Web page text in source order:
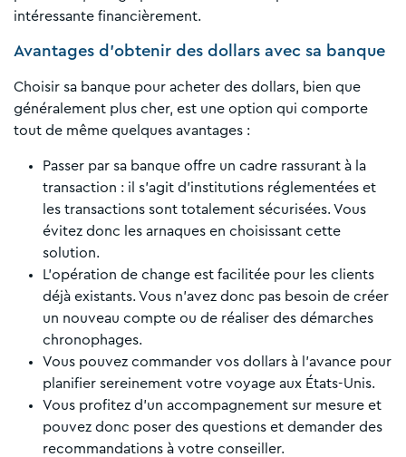
intéressante financièrement.
Avantages d’obtenir des dollars avec sa banque
Choisir sa banque pour acheter des dollars, bien que
généralement plus cher, est une option qui comporte
tout de même quelques avantages :
Passer par sa banque offre un cadre rassurant à la
transaction : il s’agit d’institutions réglementées et
les transactions sont totalement sécurisées. Vous
évitez donc les arnaques en choisissant cette
solution.
L’opération de change est facilitée pour les clients
déjà existants. Vous n’avez donc pas besoin de créer
un nouveau compte ou de réaliser des démarches
chronophages.
Vous pouvez commander vos dollars à l’avance pour
planifier sereinement votre voyage aux États-Unis.
Vous profitez d’un accompagnement sur mesure et
pouvez donc poser des questions et demander des
recommandations à votre conseiller.